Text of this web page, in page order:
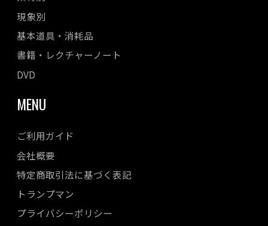
現象別
基本道具・消耗品
書籍・レクチャーノート
DVD
MENU
ご利用ガイド
会社概要
特定商取引法に基づく表記
トランプマン
プライバシーポリシー